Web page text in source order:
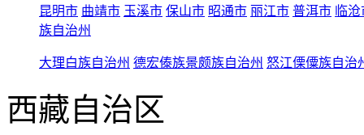
昆明市 曲靖市 玉溪市 保山市 昭通市 丽江市 普洱市 临
族自治州
大理白族自治州 德宏傣族景颇族自治州 怒江傈僳族自治
西藏自治区